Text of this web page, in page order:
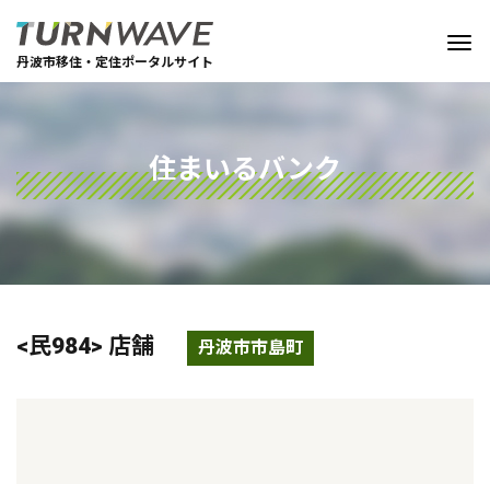
丹波市移住・定住ポータルサイト
住まいるバンク
<民984> 店舗 丹波市市島町